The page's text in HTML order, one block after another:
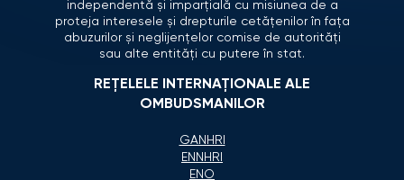
independentă și imparțială cu misiunea de a
proteja interesele și drepturile cetățenilor în fața
abuzurilor și neglijențelor comise de autorități
sau alte entități cu putere în stat.
REȚELELE INTERNAȚIONALE ALE
OMBUDSMANILOR
GANHRI
ENNHRI
ENO